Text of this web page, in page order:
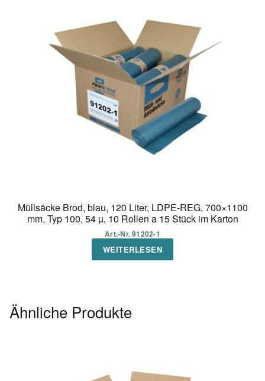
Müllsäcke Brod, blau, 120 Liter, LDPE-REG, 700×1100
mm, Typ 100, 54 µ, 10 Rollen a 15 Stück im Karton
Art.-Nr. 91202-1
WEITERLESEN
Ähnliche Produkte